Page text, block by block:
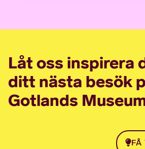
Låt oss inspirera
ditt nästa besök
Gotlands
FÅ